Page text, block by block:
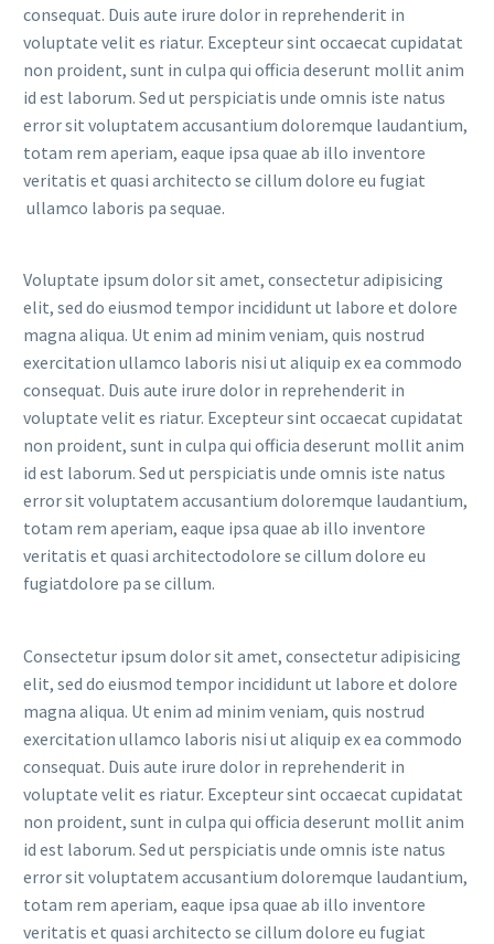
consequat. Duis aute irure dolor in reprehenderit in
voluptate velit es riatur. Excepteur sint occaecat cupidatat
non proident, sunt in culpa qui officia deserunt mollit anim
id est laborum. Sed ut perspiciatis unde omnis iste natus
error sit voluptatem accusantium doloremque laudantium,
totam rem aperiam, eaque ipsa quae ab illo inventore
veritatis et quasi architecto se cillum dolore eu fugiat
ullamco laboris pa sequae.
Voluptate ipsum dolor sit amet, consectetur adipisicing
elit, sed do eiusmod tempor incididunt ut labore et dolore
magna aliqua. Ut enim ad minim veniam, quis nostrud
exercitation ullamco laboris nisi ut aliquip ex ea commodo
consequat. Duis aute irure dolor in reprehenderit in
voluptate velit es riatur. Excepteur sint occaecat cupidatat
non proident, sunt in culpa qui officia deserunt mollit anim
id est laborum. Sed ut perspiciatis unde omnis iste natus
error sit voluptatem accusantium doloremque laudantium,
totam rem aperiam, eaque ipsa quae ab illo inventore
veritatis et quasi architectodolore se cillum dolore eu
fugiatdolore pa se cillum.
Consectetur ipsum dolor sit amet, consectetur adipisicing
elit, sed do eiusmod tempor incididunt ut labore et dolore
magna aliqua. Ut enim ad minim veniam, quis nostrud
exercitation ullamco laboris nisi ut aliquip ex ea commodo
consequat. Duis aute irure dolor in reprehenderit in
voluptate velit es riatur. Excepteur sint occaecat cupidatat
non proident, sunt in culpa qui officia deserunt mollit anim
id est laborum. Sed ut perspiciatis unde omnis iste natus
error sit voluptatem accusantium doloremque laudantium,
totam rem aperiam, eaque ipsa quae ab illo inventore
veritatis et quasi architecto se cillum dolore eu fugiat